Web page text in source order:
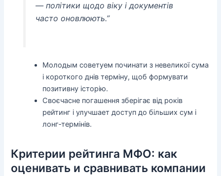
— політики щодо віку і документів
часто оновлюють.”
Молодым советуем починати з невеликої сума
і короткого днів терміну, щоб формувати
позитивну історію.
Своєчасне погашення зберігає від років
рейтинг і улучшает доступ до більших сум і
лонг‑термінів.
Критерии рейтинга МФО: как
оценивать и сравнивать компании